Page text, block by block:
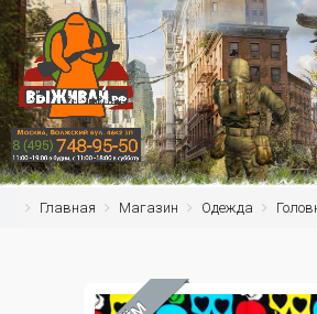
Главная Магазин Одежда